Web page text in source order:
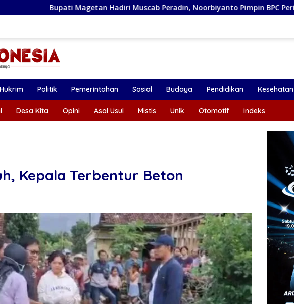
Hadiri Muscab Peradin, Noorbiyanto Pimpin BPC Periode 2026–2028
Hukrim Politik Pemerintahan Sosial Budaya Pendidikan Kesehatan
Desa Kita Opini Asal Usul Mistis Unik Otomotif Indeks
Kepala Terbentur Beton